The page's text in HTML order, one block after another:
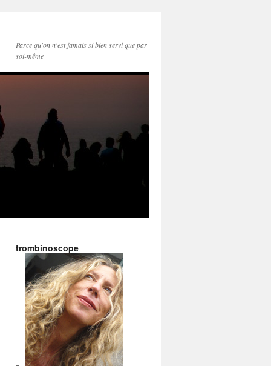
Parce qu'on n'est jamais si bien servi que par
soi-même
trombinoscope